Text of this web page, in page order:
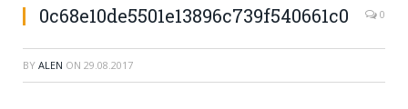
0c68e10de5501e13896c739f540661c0 0
BY ALEN ON 29.08.2017